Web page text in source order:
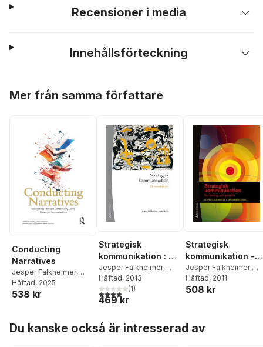
Recensioner i media
Innehållsförteckning
Mer från samma författare
Conducting
Narratives
Jesper Falkheimer,
Hans Gennerud
Katarina Gentzel
Häftad, 2025
538 kr
Strategisk
kommunikation : en
introduktion
Jesper Falkheimer,
Mats Heide
Häftad, 2013
4,0utav 5 stjärnor. Totalt antal röster:
(1)
469 kr
Strategisk
kommunikation -
Forskning och
praktik
Jesper Falkheimer,
Mats Heide,
Cassinger
Johansson
Häftad, 2011
508 kr
Du kanske också är intresserad av